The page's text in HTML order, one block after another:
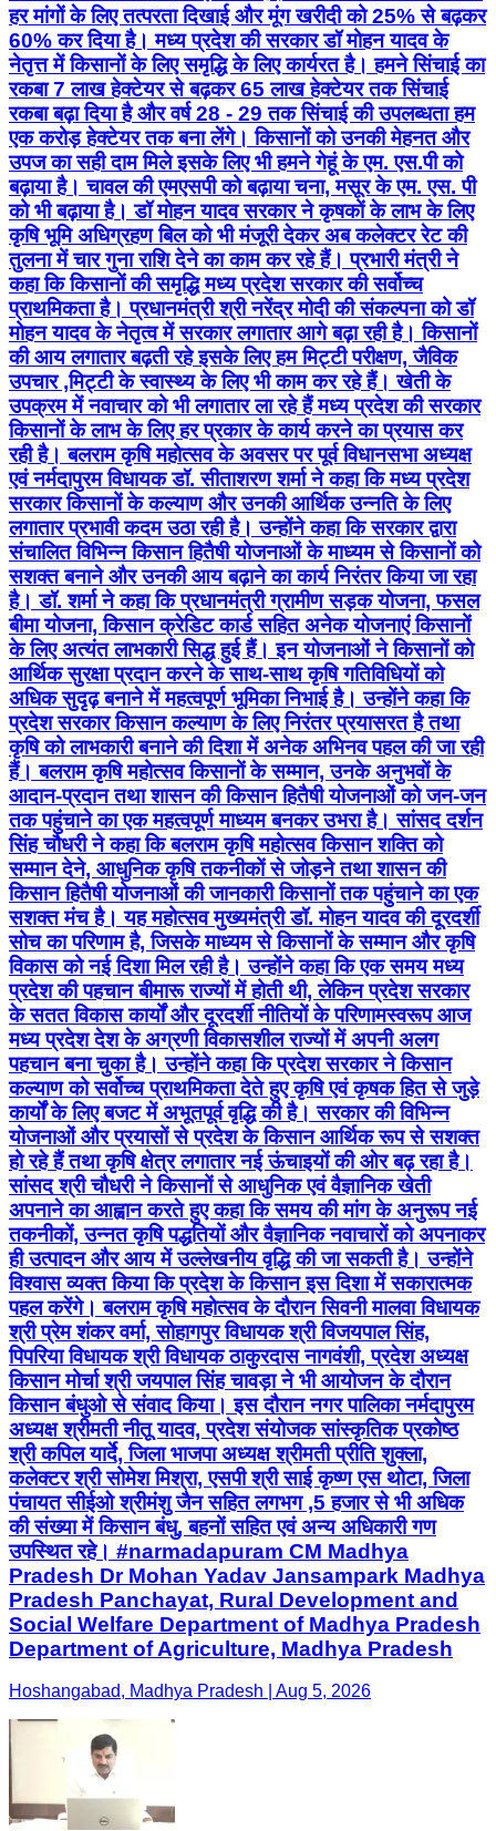
हर मांगों के लिए तत्परता दिखाई और मूंग खरीदी को 25% से बढ़कर
60% कर दिया है। मध्य प्रदेश की सरकार डॉ मोहन यादव के
नेतृत्त में किसानों के लिए समृद्धि के लिए कार्यरत है। हमने सिंचाई का
रकबा 7 लाख हेक्टेयर से बढ़कर 65 लाख हेक्टेयर तक सिंचाई
रकबा बढ़ा दिया है और वर्ष 28 - 29 तक सिंचाई की उपलब्धता हम
एक करोड़ हेक्टेयर तक बना लेंगे। किसानों को उनकी मेहनत और
उपज का सही दाम मिले इसके लिए भी हमने गेहूं के एम. एस.पी को
बढ़ाया है। चावल की एमएसपी को बढ़ाया चना, मसूर के एम. एस. पी
को भी बढ़ाया है। डॉ मोहन यादव सरकार ने कृषकों के लाभ के लिए
कृषि भूमि अधिग्रहण बिल को भी मंजूरी देकर अब कलेक्टर रेट की
तुलना में चार गुना राशि देने का काम कर रहे हैं। प्रभारी मंत्री ने
कहा कि किसानों की समृद्धि मध्य प्रदेश सरकार की सर्वोच्च
प्राथमिकता है। प्रधानमंत्री श्री नरेंद्र मोदी की संकल्पना को डॉ
मोहन यादव के नेतृत्व में सरकार लगातार आगे बढ़ा रही है। किसानों
की आय लगातार बढ़ती रहे इसके लिए हम मिट्टी परीक्षण, जैविक
उपचार ,मिट्टी के स्वास्थ्य के लिए भी काम कर रहे हैं। खेती के
उपक्रम में नवाचार को भी लगातार ला रहे हैं मध्य प्रदेश की सरकार
किसानों के लाभ के लिए हर प्रकार के कार्य करने का प्रयास कर
रही है। बलराम कृषि महोत्सव के अवसर पर पूर्व विधानसभा अध्यक्ष
एवं नर्मदापुरम विधायक डॉ. सीताशरण शर्मा ने कहा कि मध्य प्रदेश
सरकार किसानों के कल्याण और उनकी आर्थिक उन्नति के लिए
लगातार प्रभावी कदम उठा रही है। उन्होंने कहा कि सरकार द्वारा
संचालित विभिन्न किसान हितैषी योजनाओं के माध्यम से किसानों को
सशक्त बनाने और उनकी आय बढ़ाने का कार्य निरंतर किया जा रहा
है। डॉ. शर्मा ने कहा कि प्रधानमंत्री ग्रामीण सड़क योजना, फसल
बीमा योजना, किसान क्रेडिट कार्ड सहित अनेक योजनाएं किसानों
के लिए अत्यंत लाभकारी सिद्ध हुई हैं। इन योजनाओं ने किसानों को
आर्थिक सुरक्षा प्रदान करने के साथ-साथ कृषि गतिविधियों को
अधिक सुदृढ़ बनाने में महत्वपूर्ण भूमिका निभाई है। उन्होंने कहा कि
प्रदेश सरकार किसान कल्याण के लिए निरंतर प्रयासरत है तथा
कृषि को लाभकारी बनाने की दिशा में अनेक अभिनव पहल की जा रही
हैं। बलराम कृषि महोत्सव किसानों के सम्मान, उनके अनुभवों के
आदान-प्रदान तथा शासन की किसान हितैषी योजनाओं को जन-जन
तक पहुंचाने का एक महत्वपूर्ण माध्यम बनकर उभरा है। सांसद दर्शन
सिंह चौधरी ने कहा कि बलराम कृषि महोत्सव किसान शक्ति को
सम्मान देने, आधुनिक कृषि तकनीकों से जोड़ने तथा शासन की
किसान हितैषी योजनाओं की जानकारी किसानों तक पहुंचाने का एक
सशक्त मंच है। यह महोत्सव मुख्यमंत्री डॉ. मोहन यादव की दूरदर्शी
सोच का परिणाम है, जिसके माध्यम से किसानों के सम्मान और कृषि
विकास को नई दिशा मिल रही है। उन्होंने कहा कि एक समय मध्य
प्रदेश की पहचान बीमारू राज्यों में होती थी, लेकिन प्रदेश सरकार
के सतत विकास कार्यों और दूरदर्शी नीतियों के परिणामस्वरूप आज
मध्य प्रदेश देश के अग्रणी विकासशील राज्यों में अपनी अलग
पहचान बना चुका है। उन्होंने कहा कि प्रदेश सरकार ने किसान
कल्याण को सर्वोच्च प्राथमिकता देते हुए कृषि एवं कृषक हित से जुड़े
कार्यों के लिए बजट में अभूतपूर्व वृद्धि की है। सरकार की विभिन्न
योजनाओं और प्रयासों से प्रदेश के किसान आर्थिक रूप से सशक्त
हो रहे हैं तथा कृषि क्षेत्र लगातार नई ऊंचाइयों की ओर बढ़ रहा है।
सांसद श्री चौधरी ने किसानों से आधुनिक एवं वैज्ञानिक खेती
अपनाने का आह्वान करते हुए कहा कि समय की मांग के अनुरूप नई
तकनीकों, उन्नत कृषि पद्धतियों और वैज्ञानिक नवाचारों को अपनाकर
ही उत्पादन और आय में उल्लेखनीय वृद्धि की जा सकती है। उन्होंने
विश्वास व्यक्त किया कि प्रदेश के किसान इस दिशा में सकारात्मक
पहल करेंगे। बलराम कृषि महोत्सव के दौरान सिवनी मालवा विधायक
श्री प्रेम शंकर वर्मा, सोहागपुर विधायक श्री विजयपाल सिंह,
पिपरिया विधायक श्री विधायक ठाकुरदास नागवंशी, प्रदेश अध्यक्ष
किसान मोर्चा श्री जयपाल सिंह चावड़ा ने भी आयोजन के दौरान
किसान बंधुओ से संवाद किया। इस दौरान नगर पालिका नर्मदापुरम
अध्यक्ष श्रीमती नीतू यादव, प्रदेश संयोजक सांस्कृतिक प्रकोष्ठ
श्री कपिल यार्दे, जिला भाजपा अध्यक्ष श्रीमती प्रीति शुक्ला,
कलेक्टर श्री सोमेश मिश्रा, एसपी श्री साई कृष्ण एस थोटा, जिला
पंचायत सीईओ श्रीमंशु जैन सहित लगभग ,5 हजार से भी अधिक
की संख्या में किसान बंधु, बहनों सहित एवं अन्य अधिकारी गण
उपस्थित रहे। #narmadapuram CM Madhya
Pradesh Dr Mohan Yadav Jansampark Madhya
Pradesh Panchayat, Rural Development and
Social Welfare Department of Madhya Pradesh
Department of Agriculture, Madhya Pradesh
Hoshangabad, Madhya Pradesh | Aug 5, 2026